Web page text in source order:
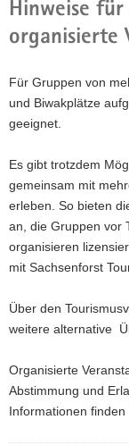
Hinweise für
organisierte
Für Gruppen von
und Biwakplätze
geeignet.
Es gibt trotzdem
gemeinsam mit
erleben. So bieten
an, die Gruppen vor
organisieren
mit Sachsenforst
Über den
weitere alternative
Organisierte
Abstimmung und
Informationen